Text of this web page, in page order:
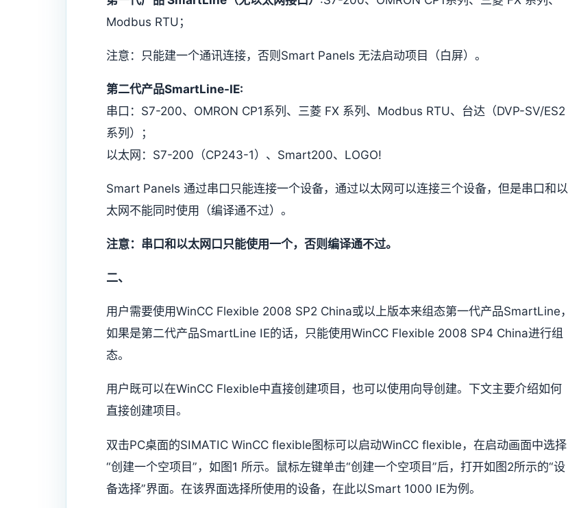
Modbus RTU；
注意：只能建一个通讯连接，否则Smart Panels 无法启动项目（白屏）。
第二代产品SmartLine-IE:
串口：S7-200、OMRON CP1系列、三菱 FX 系列、Modbus RTU、台达（DVP-SV/ES2
系列）；
以太网：S7-200（CP243-1）、Smart200、LOGO!
Smart Panels 通过串口只能连接一个设备，通过以太网可以连接三个设备，但是串口和以
太网不能同时使用（编译通不过）。
注意：串口和以太网口只能使用一个，否则编译通不过。
二、
用户需要使用WinCC Flexible 2008 SP2 China或以上版本来组态第一代产品SmartLine，
如果是第二代产品SmartLine IE的话，只能使用WinCC Flexible 2008 SP4 China进行组
态。
用户既可以在WinCC Flexible中直接创建项目，也可以使用向导创建。下文主要介绍如何
直接创建项目。
双击PC桌面的SIMATIC WinCC flexible图标可以启动WinCC flexible，在启动画面中选择
“创建一个空项目”，如图1 所示。鼠标左键单击“创建一个空项目”后，打开如图2所示的“设
备选择”界面。在该界面选择所使用的设备，在此以Smart 1000 IE为例。